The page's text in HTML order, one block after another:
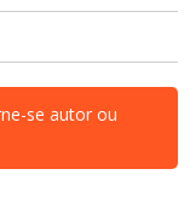
se autor ou